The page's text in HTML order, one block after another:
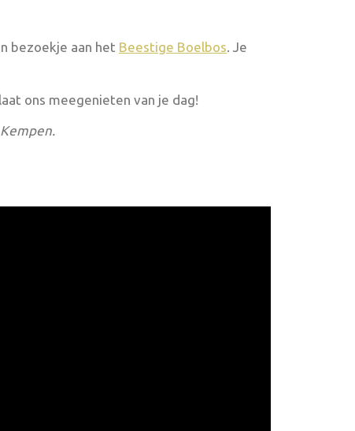
bezoekje aan het Beestige Boelbos . Je
ons meegenieten van je dag!